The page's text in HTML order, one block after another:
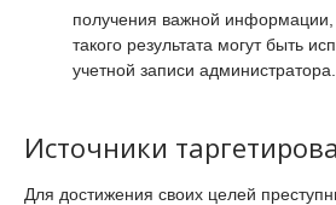
получения важной информации,
такого результата могут быть
учетной записи администратора.
Источники
Для достижения своих целей